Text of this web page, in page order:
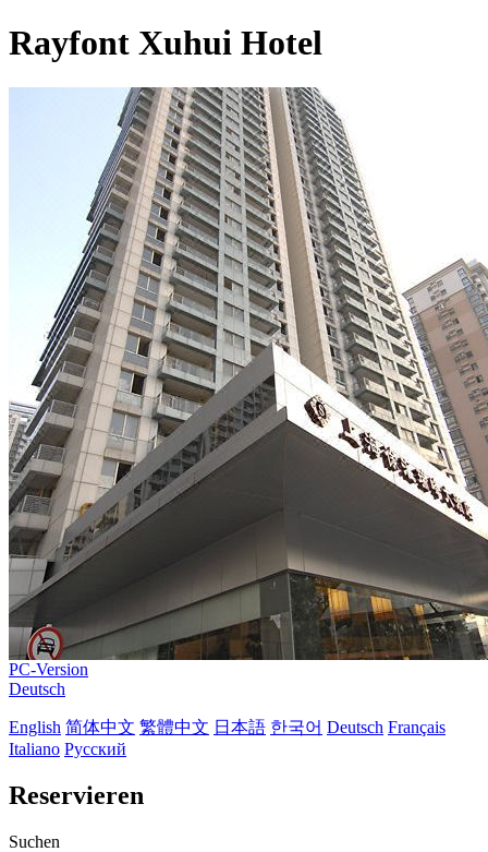
Rayfont Xuhui Hotel
PC-Version
Deutsch
English 简体中文 繁體中文 日本語 한국어 Deutsch Français
Italiano Русский
Reservieren
Suchen